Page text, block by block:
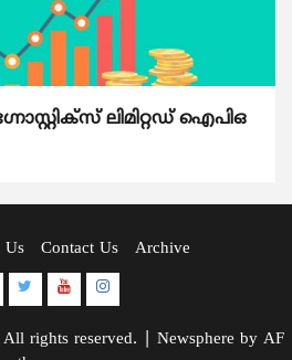
ലിമിറ്റഡ് ഐപിഒ
Us Contact Us Archive
TwitterYoutubeInstagram
rights reserved. Newsphere by AF